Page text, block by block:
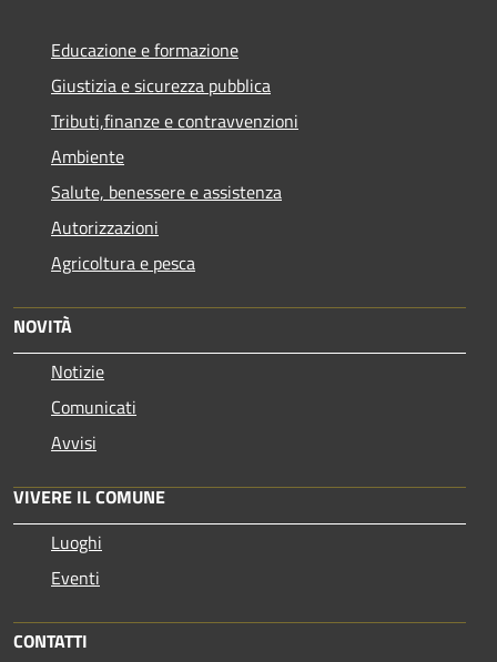
Educazione e formazione
Giustizia e sicurezza pubblica
Tributi,finanze e contravvenzioni
Ambiente
Salute, benessere e assistenza
Autorizzazioni
Agricoltura e pesca
NOVITÀ
Notizie
Comunicati
Avvisi
VIVERE IL COMUNE
Luoghi
Eventi
CONTATTI